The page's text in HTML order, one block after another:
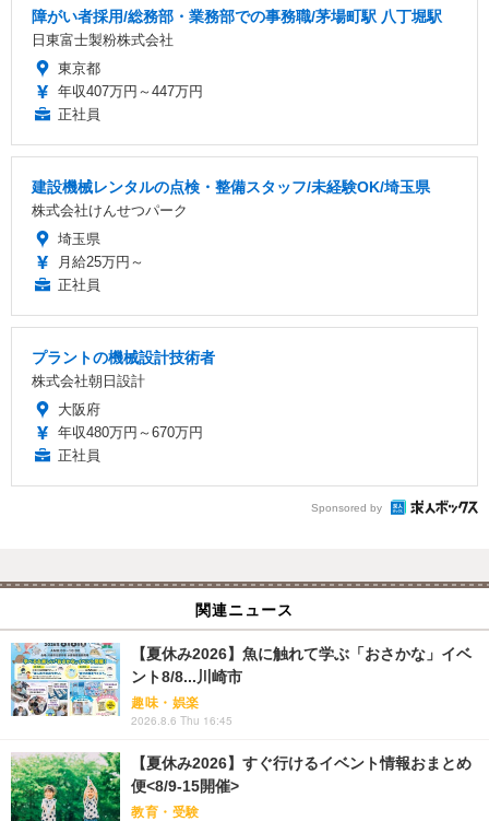
障がい者採用/総務部・業務部での事務職/茅場町駅 八丁堀駅
日東富士製粉株式会社
東京都
年収407万円～447万円
正社員
建設機械レンタルの点検・整備スタッフ/未経験OK/埼玉県
株式会社けんせつパーク
埼玉県
月給25万円～
正社員
プラントの機械設計技術者
株式会社朝日設計
大阪府
年収480万円～670万円
正社員
Sponsored by
関連ニュース
【夏休み2026】魚に触れて学ぶ「おさかな」イベ
ント8/8...川崎市
趣味・娯楽
2026.8.6 Thu 16:45
【夏休み2026】すぐ行けるイベント情報おまとめ
便<8/9-15開催>
教育・受験